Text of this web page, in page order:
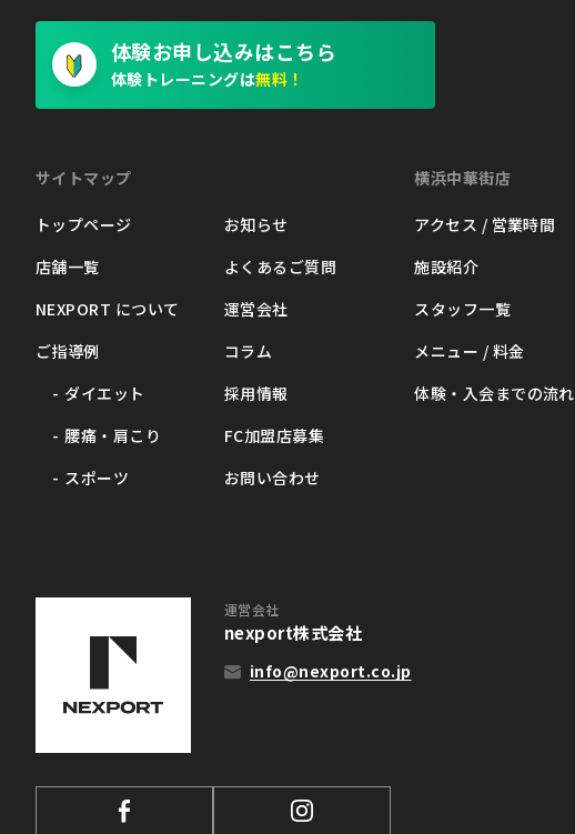
体験お申し込みはこちら
体験トレーニングは無料！
サイトマップ
トップページ
店舗一覧
NEXPORT について
ご指導例
ダイエット
腰痛・肩こり
スポーツ
お知らせ
よくあるご質問
運営会社
コラム
採用情報
FC加盟店募集
お問い合わせ
横浜中華街店
アクセス / 営業時間
施設紹介
スタッフ一覧
メニュー / 料金
体験・入会までの流れ
運営会社
nexport株式会社
info@nexport.co.jp